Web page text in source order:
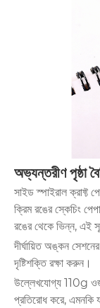
অভ্যন্তরীণ পৃষ্ঠা
সাইড স্পাইরাল ক্রাফ্ট
ক্রিম রঙের স্কেচিং
রঙের থেকে ভিন্ন, এই
দীর্ঘায়িত অঙ্কন
দৃষ্টিশক্তি রক্ষা করুন।
উল্লেখযোগ্য 110g
প্রতিরোধ করে, এমনকি